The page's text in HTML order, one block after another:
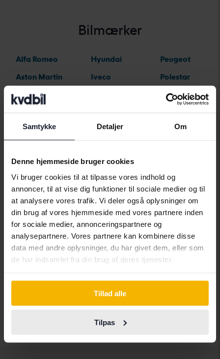
Samtykke Detaljer Om
Denne hjemmeside bruger cookies
Vi bruger cookies til at tilpasse vores indhold og
annoncer, til at vise dig funktioner til sociale medier og til
at analysere vores trafik. Vi deler også oplysninger om
din brug af vores hjemmeside med vores partnere inden
for sociale medier, annonceringspartnere og
analysepartnere. Vores partnere kan kombinere disse
data med andre oplysninger, du har givet dem, eller som
de har indsamlet fra din brug af deres tjenester.
Tillad alle
Tilpas
Bilmærker
Alfa Romeo
Aston Martin
Audi
BMW
Cadillac
Chevrolet
Chrysler
Citroen
Dacia
Ford
Hyundai
Iveco
KIA
Lexus
Lynk&Co
Maserati
Mercedes
MG
Mitsubishi
Nissan
Opel
Peugeot
Polestar
Porsche
Rolls-Royce
Skoda
Subaru
Tesla
Toyota